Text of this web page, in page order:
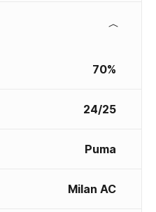
70%
24/25
Puma
Milan AC